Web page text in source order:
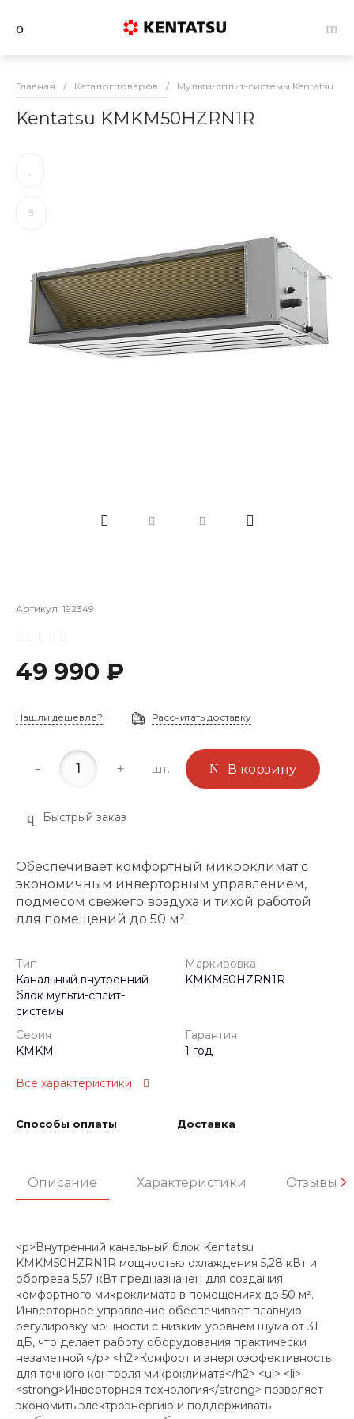
Главная / Каталог товаров / Мульти-сплит-системы Kentatsu
Kentatsu KMKM50HZRN1R
Артикул: 192349
49 990 ₽
Нашли дешевле? Рассчитать доставку
- + шт. В корзину
Быстрый заказ
Обеспечивает комфортный микроклимат с
экономичным инверторным управлением,
подмесом свежего воздуха и тихой работой
для помещений до 50 м².
Тип
Канальный внутренний
блок мульти-сплит-
системы
Маркировка
KMKM50HZRN1R
Серия
KMKM
Гарантия
1 год
Все характеристики
Способы оплаты Доставка
Описание Характеристики Отзывы
<p>Внутренний канальный блок Kentatsu
KMKM50HZRN1R мощностью охлаждения 5,28 кВт и
обогрева 5,57 кВт предназначен для создания
комфортного микроклимата в помещениях до 50 м².
Инверторное управление обеспечивает плавную
регулировку мощности с низким уровнем шума от 31
дБ, что делает работу оборудования практически
незаметной.</p> <h2>Комфорт и энергоэффективность
для точного контроля микроклимата</h2> <ul> <li>
<strong>Инверторная технология</strong> позволяет
экономить электроэнергию и поддерживать